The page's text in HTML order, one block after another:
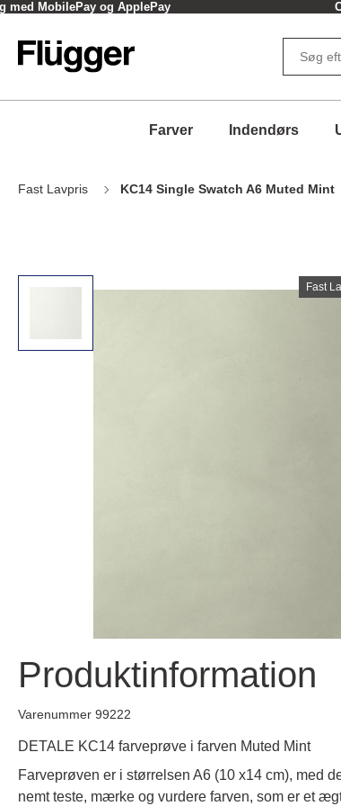
med MobilePay og ApplePay
Farver Indendørs
Fast Lavpris KC14 Single Swatch A6 Muted Mint
Fast
Produktinformation
Varenummer 99222
DETALE KC14 farveprøve i farven Muted Mint
Farveprøven er i størrelsen A6 (10 x14 cm), med
nemt teste, mærke og vurdere farven, som er et